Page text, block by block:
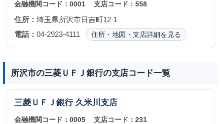
金融機関コード： 0001 支店コード：558
住所： 埼玉県所沢市日吉町12-1
電話： 04-2923-4111 住所・地図・支店詳細を見る
所沢市の三菱ＵＦＪ銀行の支店コード一覧
三菱ＵＦＪ銀行 久米川支店
金融機関コード： 0005 支店コード：231